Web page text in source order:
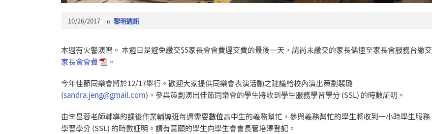
10/26/2017 in 黎明週訊
本週有火警演習。 本週日是避免繳交$5家長會會費遲交費的最後一天，請尚未繳交的家長儘速至家長會服務台繳交
家長會會費
。
今年佳節同樂會將於12/17舉行。歡迎大家提供同樂會表演活動之建議給校內演出策劃裴璐
(sandra.jeng@gmail.com)。參與策劃演出佳節同樂會的學生將收到學生服務學習學分 (SSL) 的時數証明。
由李昌蓉老師輔導的課後作業輔導班每週需要數位高中生的義務幫忙，參與義務幫忙的學生將收到一小時學生服務
學習學分 (SSL) 的時數証明。請有意願的學生向學生會會長管培澤登記。